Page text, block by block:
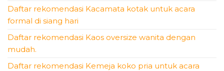
Daftar rekomendasi Kacamata kotak untuk acara
formal di siang hari
Daftar rekomendasi Kaos oversize wanita dengan
mudah.
Daftar rekomendasi Kemeja koko pria untuk acara